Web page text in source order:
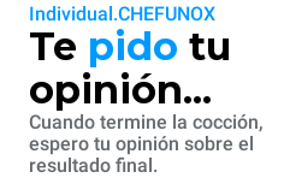
Individual.CHEFUNOX
Te pido tu
opinión...
Cuando termine la cocción,
espero tu opinión sobre el
resultado final.